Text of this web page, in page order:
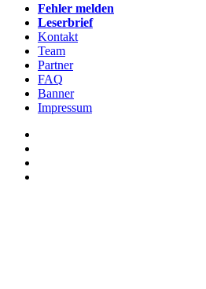
Fehler melden
Leserbrief
Kontakt
Team
Partner
FAQ
Banner
Impressum